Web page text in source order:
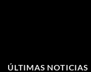
ÚLTIMAS NOTICIAS